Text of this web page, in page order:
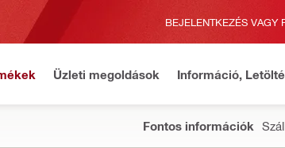
BEJELENTKEZÉS VAGY
Üzleti megoldások Információ,
Fontos információk